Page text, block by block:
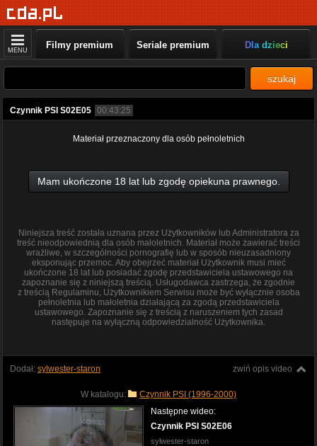
MENU Filmy premium Seriale premium Dla dzieci
szukaj
Czynnik PSI S02E05 00:43:25
Materiał przeznaczony dla osób pełnoletnich
Mam ukończone 18 lat lub zgodę opiekuna prawnego.
Niniejsza treść została uznana przez Użytkowników lub Administratora za
treść nieodpowiednią dla osób małoletnich. Materiał może zawierać treści
wrażliwe, w szczególności pornografię lub w sposób nieuzasadniony
eksponując przemoc. Aby obejrzeć materiał Użytkownik musi mieć
ukończone 18 lat lub posiadać zgodę przedstawiciela ustawowego na
zapoznanie się z niniejszą treścią. Usługodawca zastrzega, że zgodnie
z treścią Regulaminu, Użytkownikiem Serwisu może być wyłącznie osoba
pełnoletnia lub małoletnia działającą za zgodą przedstawiciela
ustawowego. Zapoznanie się z treścią z naruszeniem tych zasad
następuje na wyłączną odpowiedzialność Użytkownika.
zwiń opis video
Dodał: sylwester-staron
W katalogu: Czynnik PSI (1996-2000)
Następne wideo:
Czynnik PSI S02E06
sylwester-staron